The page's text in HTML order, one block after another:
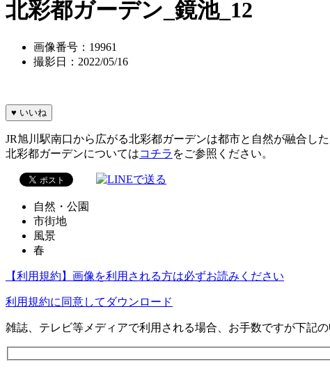
北彩都ガーデン_鏡池_12
画像番号：19961
撮影日：2022/05/16
♥ いいね
JR旭川駅南口から広がる北彩都ガーデンは都市と自然が融合し
北彩都ガーデンについてはコチラ をご参照ください。
自然・公園
市街地
風景
春
【利用規約】画像を利用される方は必ずお読みください
利用規約に同意してダウンロード
雑誌、テレビ等メディアで利用される場合、お手数ですが下記